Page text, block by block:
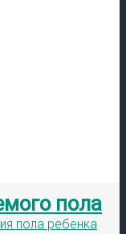
пола
пола ребенка